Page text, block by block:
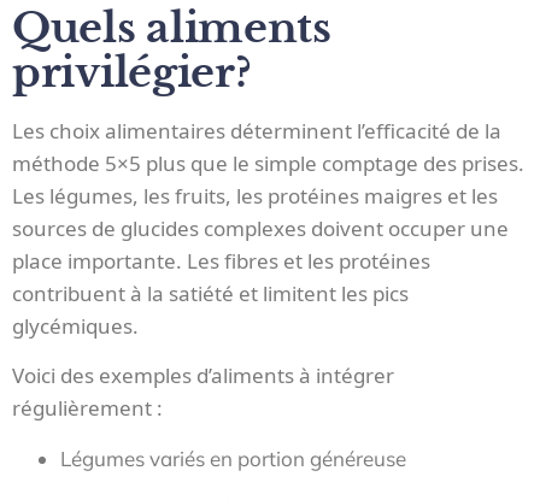
Quels aliments
privilégier?
Les choix alimentaires déterminent l’efficacité de la
méthode 5×5 plus que le simple comptage des prises.
Les légumes, les fruits, les protéines maigres et les
sources de glucides complexes doivent occuper une
place importante. Les fibres et les protéines
contribuent à la satiété et limitent les pics
glycémiques.
Voici des exemples d’aliments à intégrer
régulièrement :
Légumes variés en portion généreuse